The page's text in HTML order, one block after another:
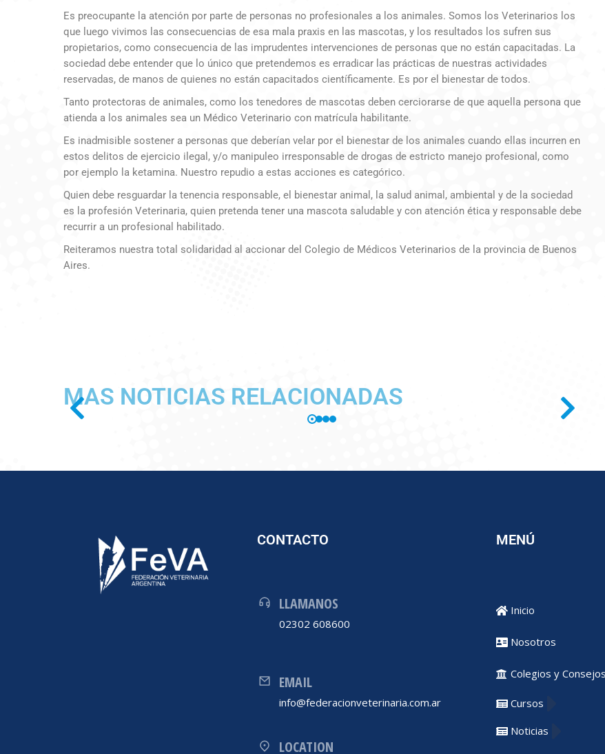
Es preocupante la atención por parte de personas no profesionales a los animales. Somos los Veterinarios los
que luego vivimos las consecuencias de esa mala praxis en las mascotas, y los resultados los sufren sus
propietarios, como consecuencia de las imprudentes intervenciones de personas que no están capacitadas. La
sociedad debe entender que lo único que pretendemos es erradicar las prácticas de nuestras actividades
reservadas, de manos de quienes no están capacitados científicamente. Es por el bienestar de todos.
Tanto protectoras de animales, como los tenedores de mascotas deben cerciorarse de que aquella persona que
atienda a los animales sea un Médico Veterinario con matrícula habilitante.
Es inadmisible sostener a personas que deberían velar por el bienestar de los animales cuando ellas incurren en
estos delitos de ejercicio ilegal, y/o manipuleo irresponsable de drogas de estricto manejo profesional, como
por ejemplo la ketamina. Nuestro repudio a estas acciones es categórico.
Quien debe resguardar la tenencia responsable, el bienestar animal, la salud animal, ambiental y de la sociedad
es la profesión Veterinaria, quien pretenda tener una mascota saludable y con atención ética y responsable debe
recurrir a un profesional habilitado.
Reiteramos nuestra total solidaridad al accionar del Colegio de Médicos Veterinarios de la provincia de Buenos
Aires.
MAS NOTICIAS RELACIONADAS
CONTACTO
LLAMANOS
02302 608600
EMAIL
info@federacionveterinaria.com.ar
LOCATION
MENÚ
Inicio
Nosotros
Colegios y Consejos
Cursos
Noticias